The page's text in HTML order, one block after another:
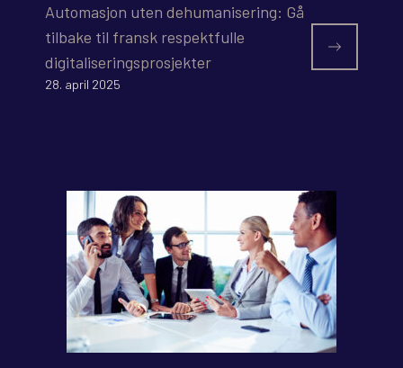
Automasjon uten dehumanisering: Gå
tilbake til fransk respektfulle
digitaliseringsprosjekter
28. april 2025